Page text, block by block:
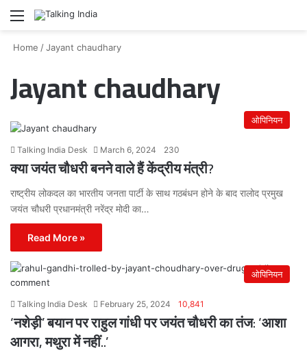
Menu
Home /Jayant chaudhary
Jayant chaudhary
ओपिनियन
Talking India Desk March 6, 2024 230
क्या जयंत चौधरी बनने वाले हैं केंद्रीय मंत्री?
राष्ट्रीय लोकदल का भारतीय जनता पार्टी के साथ गठबंधन होने के बाद रालोद प्रमुख
जयंत चौधरी प्रधानमंत्री नरेंद्र मोदी का…
Read More »
ओपिनियन
Talking India Desk February 25, 2024 10,841
‘नशेड़ी’ बयान पर राहुल गांधी पर जयंत चौधरी का तंज: ‘आशा
आगरा, मथुरा में नहीं..’